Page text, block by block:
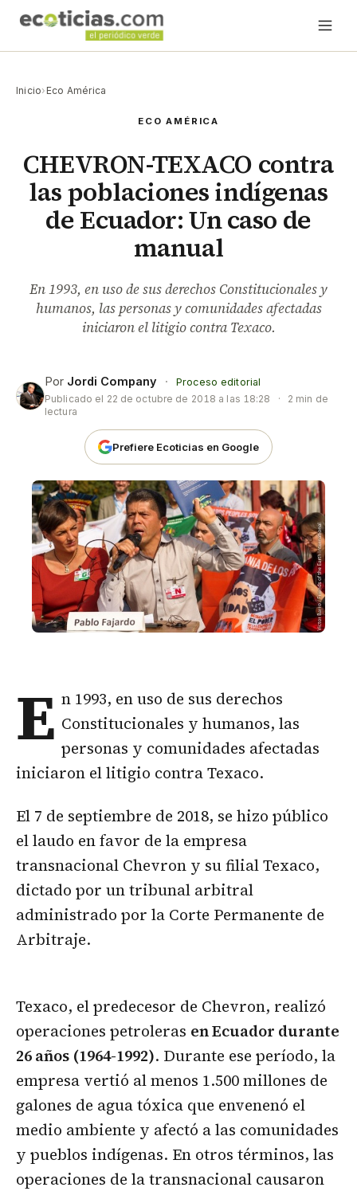
Inicio› Eco América
ECO AMÉRICA
CHEVRON-TEXACO contra
las poblaciones indígenas
de Ecuador: Un caso de
manual
En 1993, en uso de sus derechos Constitucionales y
humanos, las personas y comunidades afectadas
iniciaron el litigio contra Texaco.
Por Jordi Company ·
Proceso editorial
Publicado el 22 de octubre de 2018 a las 18:28 ·
2 min de
lectura
Prefiere Ecoticias en Google
E n 1993, en uso de sus derechos
Constitucionales y humanos, las
personas y comunidades afectadas
iniciaron el litigio contra Texaco.
El 7 de septiembre de 2018, se hizo público
el laudo en favor de la empresa
transnacional Chevron y su filial Texaco,
dictado por un tribunal arbitral
administrado por la Corte Permanente de
Arbitraje.
Texaco, el predecesor de Chevron, realizó
operaciones petroleras en Ecuador durante
26 años (1964-1992). Durante ese período, la
empresa vertió al menos 1.500 millones de
galones de agua tóxica que envenenó el
medio ambiente y afectó a las comunidades
y pueblos indígenas. En otros términos, las
operaciones de la transnacional causaron